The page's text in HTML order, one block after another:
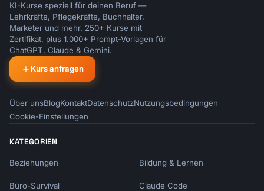
KI-Kurse speziell für deinen Beruf —
Lehrkräfte, Pflegekräfte, Buchhalter,
Marketer und mehr. 250+ Kurse mit
Zertifikat, plus 1.000+ Prompt-Vorlagen für
ChatGPT, Claude & Gemini.
Kurs anfragen
Über unsBlogKontaktDatenschutzNutzungsbedingungen
Cookie-Einstellungen
KATEGORIEN
Beziehungen Bildung & Lernen
Büro-Survival Claude Code